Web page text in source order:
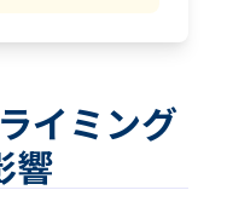
イミング
響